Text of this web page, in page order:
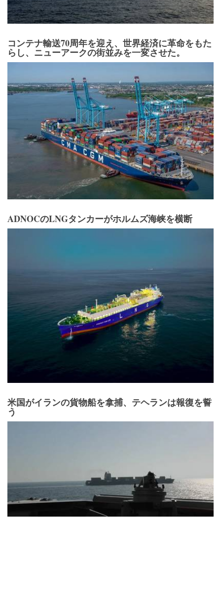
コンテナ輸送70周年を迎え、世界経済に革命をもた
らし、ニューアークの街並みを一変させた。
ADNOCのLNGタンカーがホルムズ海峡を横断
米国がイランの貨物船を拿捕、テヘランは報復を誓
う